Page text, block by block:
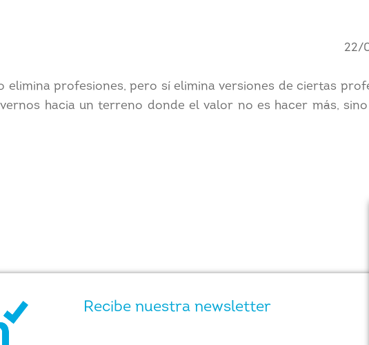
22/
elimina profesiones, pero sí elimina versiones de ciertas
hacia un terreno donde el valor no es hacer más,
Recibe nuestra newsletter